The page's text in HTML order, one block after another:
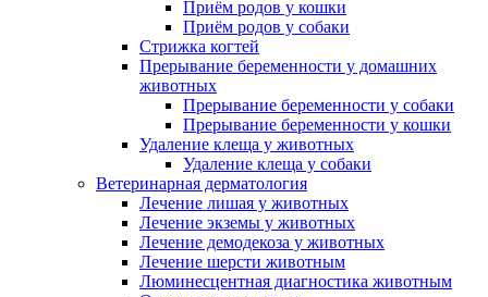
Приём родов у кошки
Приём родов у собаки
Стрижка когтей
Прерывание беременности у домашних
животных
Прерывание беременности у собаки
Прерывание беременности у кошки
Удаление клеща у животных
Удаление клеща у собаки
Ветеринарная дерматология
Лечение лишая у животных
Лечение экземы у животных
Лечение демодекоза у животных
Лечение шерсти животным
Люминесцентная диагностика животным